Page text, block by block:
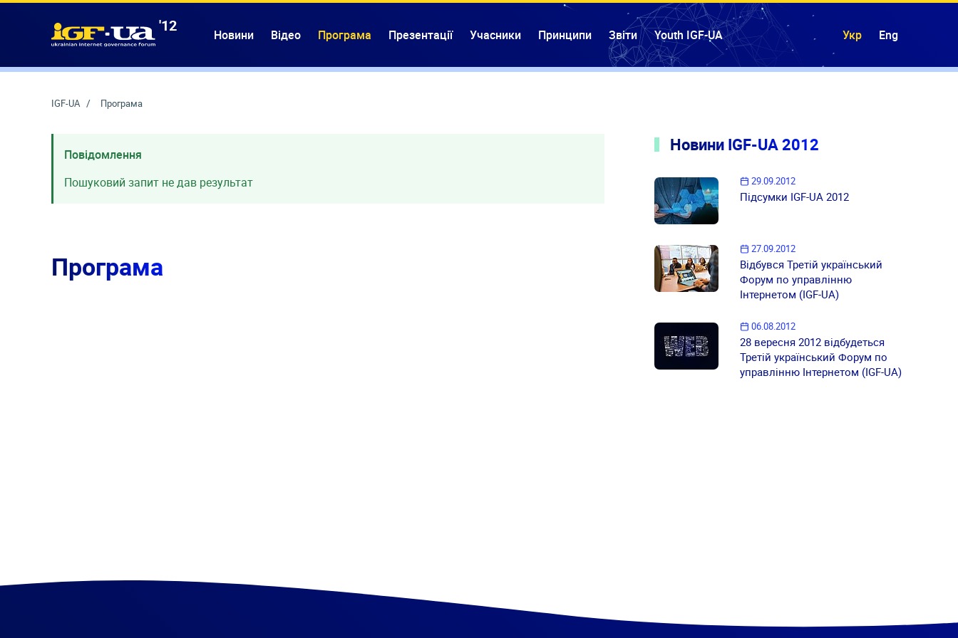
'12 Новини Відео Програма Презентації Учасники Принципи Звіти Youth IGF-UA Укр Eng
IGF-UA Програма
Повідомлення
Пошуковий запит не дав результат
Програма
Новини IGF-UA 2012
29.09.2012
Підсумки IGF-UA 2012
27.09.2012
Відбувся Третій український
Форум по управлінню
Інтернетом (IGF-UA)
06.08.2012
28 вересня 2012 відбудеться
Третій український Форум по
управлінню Інтернетом (IGF-UA)